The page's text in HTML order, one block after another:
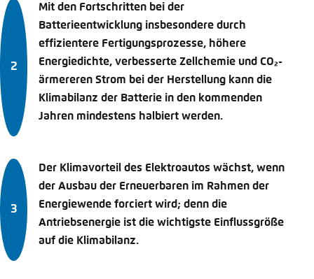
Mit den Fortschritten bei der
Batterieentwicklung insbesondere durch
effizientere Fertigungsprozesse, höhere
Energiedichte, verbesserte Zellchemie und CO₂-
ärmereren Strom bei der Herstellung kann die
Klimabilanz der Batterie in den kommenden
Jahren mindestens halbiert werden.
Der Klimavorteil des Elektroautos wächst, wenn
der Ausbau der Erneuerbaren im Rahmen der
Energiewende forciert wird; denn die
Antriebsenergie ist die wichtigste Einflussgröße
auf die Klimabilanz.